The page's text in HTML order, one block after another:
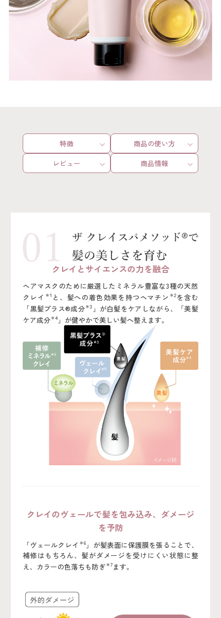
特徴
商品の使い方
レビュー
商品情報
クレイとサイエンスの力を融合
ヘアマスクのために厳選したミネラル豊富な3種の天然
クレイ ＊1 と、髪への着色効果を持つヘマチン ＊2を含む
「黒髪プラス®成分＊3 」が白髪をケアしながら、「美髪
ケア成分＊4 」が健やかで美しい髪へ整えます。
クレイのヴェールで髪を包み込み、ダメージ
を予防
「ヴェールクレイ ＊6 」が髪表面に保護膜を張ることで、
補修はもちろん、髪がダメージを受けにくい状態に整
え、カラーの色落ちも防ぎ＊7 ます。